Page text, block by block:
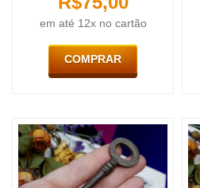
em até 12x no cartão
COMPRAR